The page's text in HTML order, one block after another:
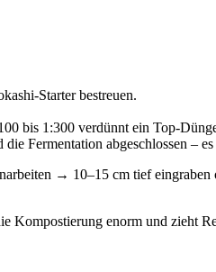
Starter bestreuen.
bis 1:300 verdünnt ein Top-
Fermentation abgeschlossen –
→ 10–15 cm tief
enorm und zieht